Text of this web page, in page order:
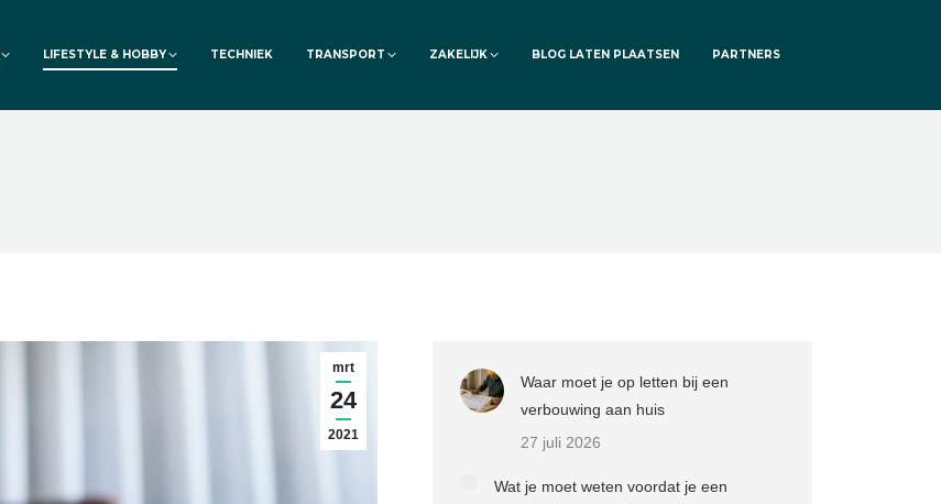
LIFESTYLE & HOBBY TECHNIEK TRANSPORT ZAKELIJK BLOG LATEN PLAATSEN PARTNERS
mrt
24
2021
Waar moet je op letten bij een
verbouwing aan huis
27 juli 2026
Wat je moet weten voordat je een